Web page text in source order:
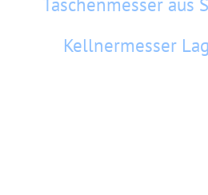
Kellnermesser